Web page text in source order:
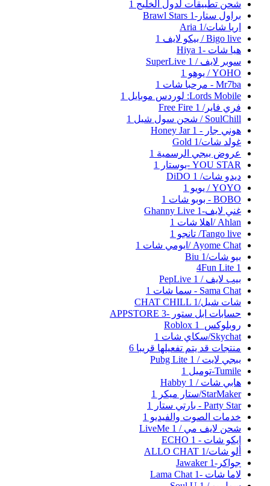
شحن تطبيقات لدول الخليج 1
براول ستار-Brawl Stars1
اريا شات/Aria1
Bigo live / بيكو لايف
1
هيا شات -Hiya1
سوبر لايف / SuperLive 1
YOHO / يوهو
1
Mr7ba - مرحبا شات
1
Lords Mobile: لوردس موبايل
1
فري فاير/ Free Fire 1
SoulChill / شحن سول شيل
1
هوني جار - Honey Jar 1
غولد شات/Gold1
عروض ببجي الرسمية 1
YOU STAR -يوستار
1
ديدو شات/ DiDO 1
YOYO / يويو
1
BOBO - بوبو شات
1
غني لايف-Ghanny Live1
Ahlan /اهلا شات
1
Tango live/ تانجو
1
Ayome Chat /ايومي شات
1
بيو شات/Biu1
4Fun Lite 1
بيب لايف / PepLive 1
Sama Chat - سما شات
1
شات شيل/CHAT CHILL1
حسابات ابل ستور -APPSTORE3
روبلوكس_Roblox
1
Skychat/سكاي شات
1
منتجات قد يتم تفعيلها قريبا 6
ببجي لايت / Pubg Lite 1
Tumile-توميل
1
هابي شات / Habby 1
StarMaker/ستار ميكر
1
Party Star - بارتي ستار
1
خدمات الصوت والفيديو 1
شحن لايف مي / LiveMe 1
ايكو شات - ECHO 1
ألو شات/ALLO CHAT1
جواكر-Jawaker1
لاما شات -Lama Chat1